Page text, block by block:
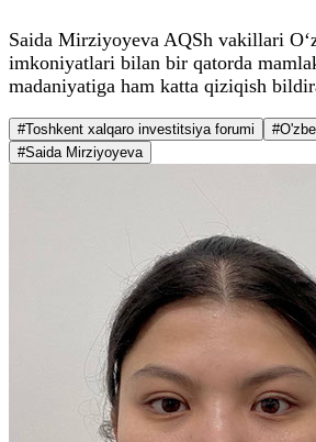
Saida Mirziyoyeva AQSh vakillari
imkoniyatlari bilan bir qatorda
madaniyatiga ham katta qiziqish
#Toshkent xalqaro investitsiya forumi
#Saida Mirziyoyeva